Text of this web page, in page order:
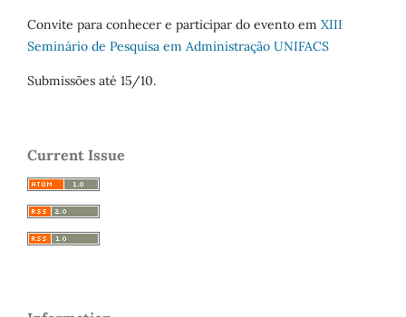
Convite para conhecer e participar do evento em XIII
Seminário de Pesquisa em Administração UNIFACS
Submissões até 15/10.
Current Issue